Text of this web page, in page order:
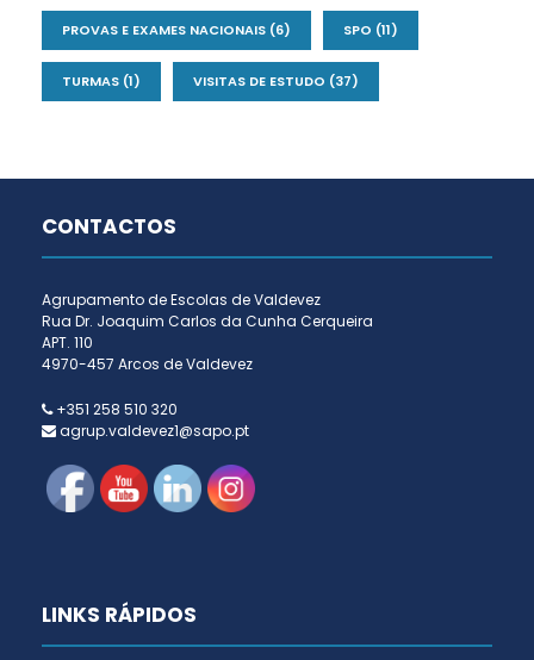
PROVAS E EXAMES NACIONAIS (6) SPO (11)
TURMAS (1) VISITAS DE ESTUDO (37)
CONTACTOS
Agrupamento de Escolas de Valdevez
Rua Dr. Joaquim Carlos da Cunha Cerqueira
APT. 110
4970-457 Arcos de Valdevez
+351 258 510 320
agrup.valdevez1@sapo.pt
LINKS RÁPIDOS